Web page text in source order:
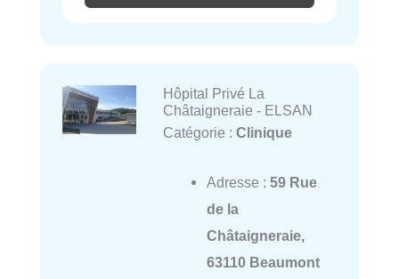
Hôpital Privé La
Châtaigneraie - ELSAN
Catégorie : Clinique
Adresse : 59 Rue
de la
Châtaigneraie,
63110 Beaumont